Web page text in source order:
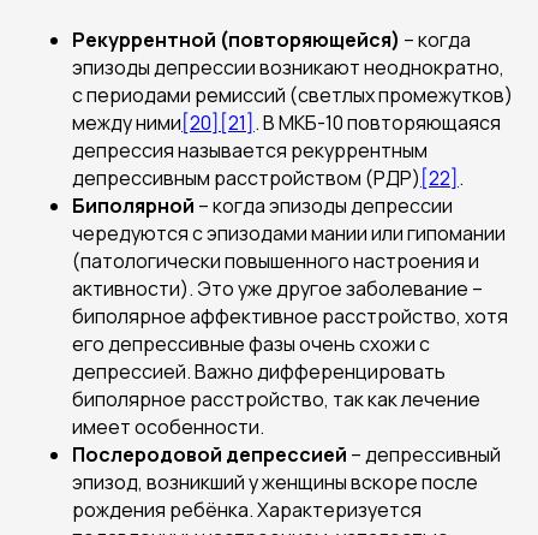
Рекуррентной (повторяющейся) – когда
эпизоды депрессии возникают неоднократно,
с периодами ремиссий (светлых промежутков)
между ними[20] [21] . В МКБ-10 повторяющаяся
депрессия называется рекуррентным
депрессивным расстройством (РДР) [22] .
Биполярной – когда эпизоды депрессии
чередуются с эпизодами мании или гипомании
(патологически повышенного настроения и
активности). Это уже другое заболевание –
биполярное аффективное расстройство, хотя
его депрессивные фазы очень схожи с
депрессией. Важно дифференцировать
биполярное расстройство, так как лечение
имеет особенности.
Послеродовой депрессией – депрессивный
эпизод, возникший у женщины вскоре после
рождения ребёнка. Характеризуется